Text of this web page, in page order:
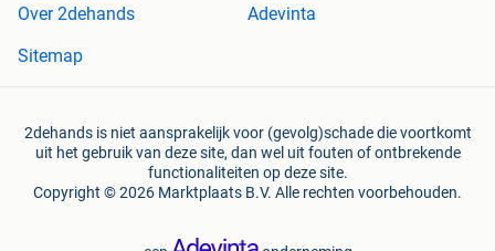
Over 2dehands
Adevinta
Sitemap
2dehands is niet aansprakelijk voor (gevolg)schade die voortkomt
uit het gebruik van deze site, dan wel uit fouten of ontbrekende
functionaliteiten op deze site.
Copyright © 2026 Marktplaats B.V. Alle rechten voorbehouden.